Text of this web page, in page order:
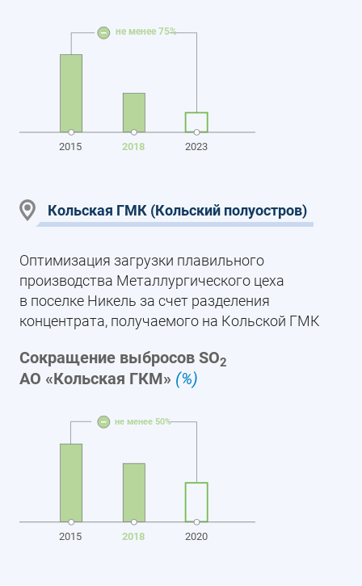
2018 2023
2015
– не менее 75%
Кольская ГМК (Кольский полуостров)
Оптимизация загрузки плавильного
производства Металлургического цеха
в поселке Никель за счет разделения
концентрата, получаемого на Кольской ГМК
Сокращение выбросов SO2
АО «Кольская ГКМ» (%)
2018 2020
2015
– не менее 50%